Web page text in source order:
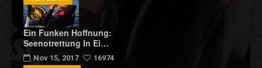
Ein Funken Hoffnung:
Seenotrettung In Ei…
Nov 15, 2017 16974